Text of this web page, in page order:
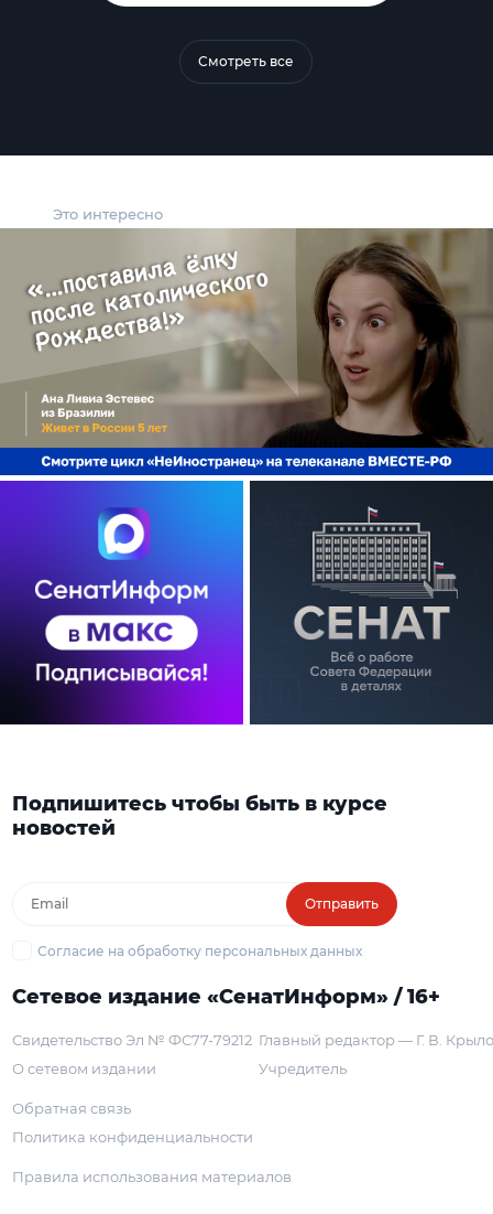
Это интересно
Смотреть все
Подпишитесь чтобы быть в курсе
новостей
Отправить
Согласие на обработку персональных данных
Сетевое издание «СенатИнформ» / 16+
Свидетельство Эл № ФС77-79212
О сетевом издании
Главный редактор — Г. В.
Учредитель
Обратная связь
Политика конфиденциальности
Правила использования материалов